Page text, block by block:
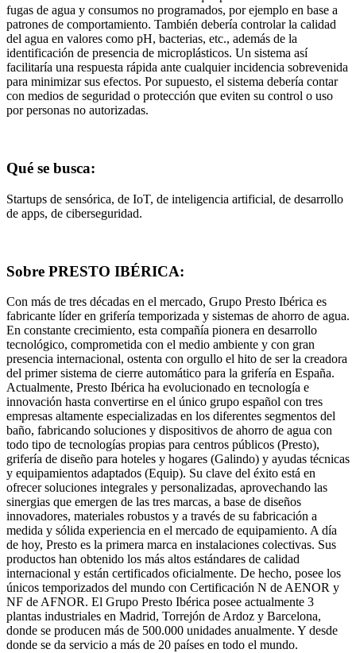
fugas de agua y consumos no programados, por ejemplo en base a
patrones de comportamiento. También debería controlar la calidad
del agua en valores como pH, bacterias, etc., además de la
identificación de presencia de microplásticos. Un sistema así
facilitaría una respuesta rápida ante cualquier incidencia sobrevenida
para minimizar sus efectos. Por supuesto, el sistema debería contar
con medios de seguridad o protección que eviten su control o uso
por personas no autorizadas.
Qué se busca:
Startups de sensórica, de IoT, de inteligencia artificial, de desarrollo
de apps, de ciberseguridad.
Sobre PRESTO IBÉRICA:
Con más de tres décadas en el mercado, Grupo Presto Ibérica es
fabricante líder en grifería temporizada y sistemas de ahorro de agua.
En constante crecimiento, esta compañía pionera en desarrollo
tecnológico, comprometida con el medio ambiente y con gran
presencia internacional, ostenta con orgullo el hito de ser la creadora
del primer sistema de cierre automático para la grifería en España.
Actualmente, Presto Ibérica ha evolucionado en tecnología e
innovación hasta convertirse en el único grupo español con tres
empresas altamente especializadas en los diferentes segmentos del
baño, fabricando soluciones y dispositivos de ahorro de agua con
todo tipo de tecnologías propias para centros públicos (Presto),
grifería de diseño para hoteles y hogares (Galindo) y ayudas técnicas
y equipamientos adaptados (Equip). Su clave del éxito está en
ofrecer soluciones integrales y personalizadas, aprovechando las
sinergias que emergen de las tres marcas, a base de diseños
innovadores, materiales robustos y a través de su fabricación a
medida y sólida experiencia en el mercado de equipamiento. A día
de hoy, Presto es la primera marca en instalaciones colectivas. Sus
productos han obtenido los más altos estándares de calidad
internacional y están certificados oficialmente. De hecho, posee los
únicos temporizados del mundo con Certificación N de AENOR y
NF de AFNOR. El Grupo Presto Ibérica posee actualmente 3
plantas industriales en Madrid, Torrejón de Ardoz y Barcelona,
donde se producen más de 500.000 unidades anualmente. Y desde
donde se da servicio a más de 20 países en todo el mundo.